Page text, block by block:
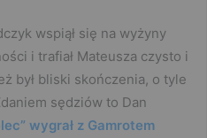
wspiął się na wyżyny
i trafiał Mateusza czysto i
był bliski skończenia, o tyle
sędziów to Dan
wygrał z Gamrotem